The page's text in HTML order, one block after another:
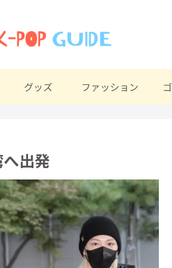
グッズ ファッション
出発